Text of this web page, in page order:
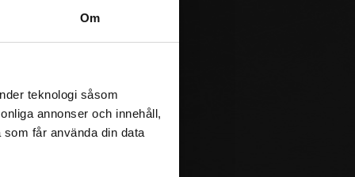
Om
teknologi såsom
annonser och innehåll,
får använda din data